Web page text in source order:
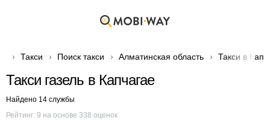
Такси Поиск такси Алматинская область Такси в
Такси газель в Капчагае
Найдено 14 службы
Рейтинг: 9 на основе 338 оценок